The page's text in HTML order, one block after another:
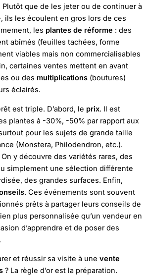
Plutôt que de les jeter ou de continuer à
ils les écoulent en gros lors de ces
les plantes de réforme : des
abîmés (feuilles tachées, forme
viables mais non commercialisables
certaines ventes mettent en avant
ou des multiplications (boutures)
éclairés.
est triple. D’abord, le prix. Il est
plantes à -30%, -50% par rapport aux
pour les sujets de grande taille
(Monstera, Philodendron, etc.).
On y découvre des variétés rares, des
simplement une sélection différente
des grandes surfaces. Enfin,
. Ces événements sont souvent
prêts à partager leurs conseils de
plus personnalisée qu’un vendeur en
d’apprendre et de poser des
et réussir sa visite à une vente
? La règle d’or est la préparation.